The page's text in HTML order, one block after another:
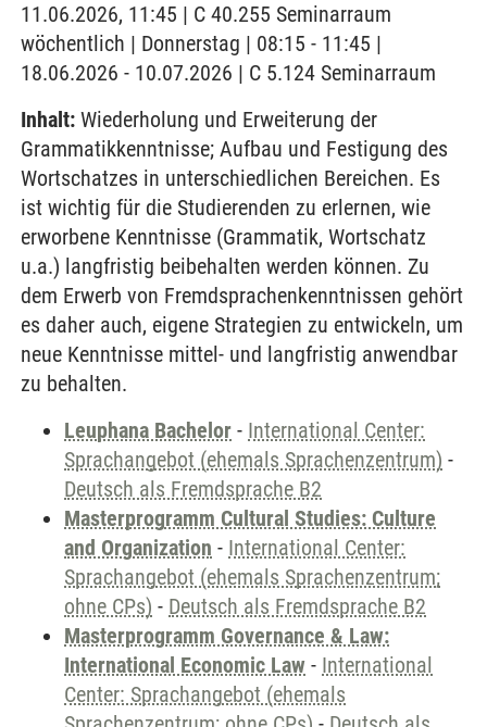
11.06.2026, 11:45 | C 40.255 Seminarraum
wöchentlich | Donnerstag | 08:15 - 11:45 |
18.06.2026 - 10.07.2026 | C 5.124 Seminarraum
Inhalt: Wiederholung und Erweiterung der
Grammatikkenntnisse; Aufbau und Festigung des
Wortschatzes in unterschiedlichen Bereichen. Es
ist wichtig für die Studierenden zu erlernen, wie
erworbene Kenntnisse (Grammatik, Wortschatz
u.a.) langfristig beibehalten werden können. Zu
dem Erwerb von Fremdsprachenkenntnissen gehört
es daher auch, eigene Strategien zu entwickeln, um
neue Kenntnisse mittel- und langfristig anwendbar
zu behalten.
Leuphana Bachelor - International Center:
Sprachangebot (ehemals Sprachenzentrum) -
Deutsch als Fremdsprache B2
Masterprogramm Cultural Studies: Culture
and Organization - International Center:
Sprachangebot (ehemals Sprachenzentrum;
ohne CPs) - Deutsch als Fremdsprache B2
Masterprogramm Governance & Law:
International Economic Law - International
Center: Sprachangebot (ehemals